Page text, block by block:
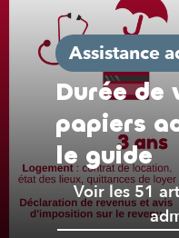
Assistance
Durée de
papiers
le guide
Voir les 51